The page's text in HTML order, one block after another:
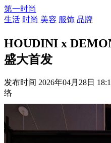
第一时尚
生活 时尚 美容 服饰 品牌
HOUDINI x
盛大首发
发布时间 2026年04月28日
络